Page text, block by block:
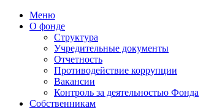
Меню
О фонде
Структура
Учредительные документы
Отчетность
Противодействие коррупции
Вакансии
Контроль за деятельностью Фонда
Собственникам